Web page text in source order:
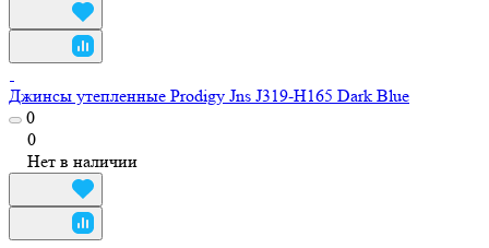
Джинсы утепленные Prodigy Jns J319-H165 Dark Blue
0
0
Нет в наличии